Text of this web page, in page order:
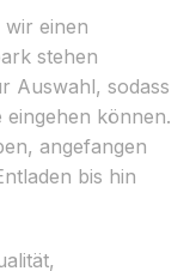
einen
stehen
Auswahl, sodass
eingehen können.
angefangen
bis hin